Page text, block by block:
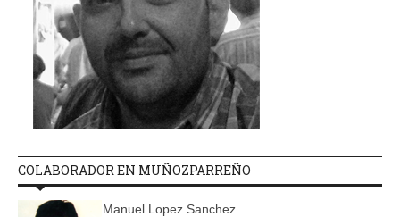
COLABORADOR EN MUÑOZPARREÑO
Manuel Lopez Sanchez.